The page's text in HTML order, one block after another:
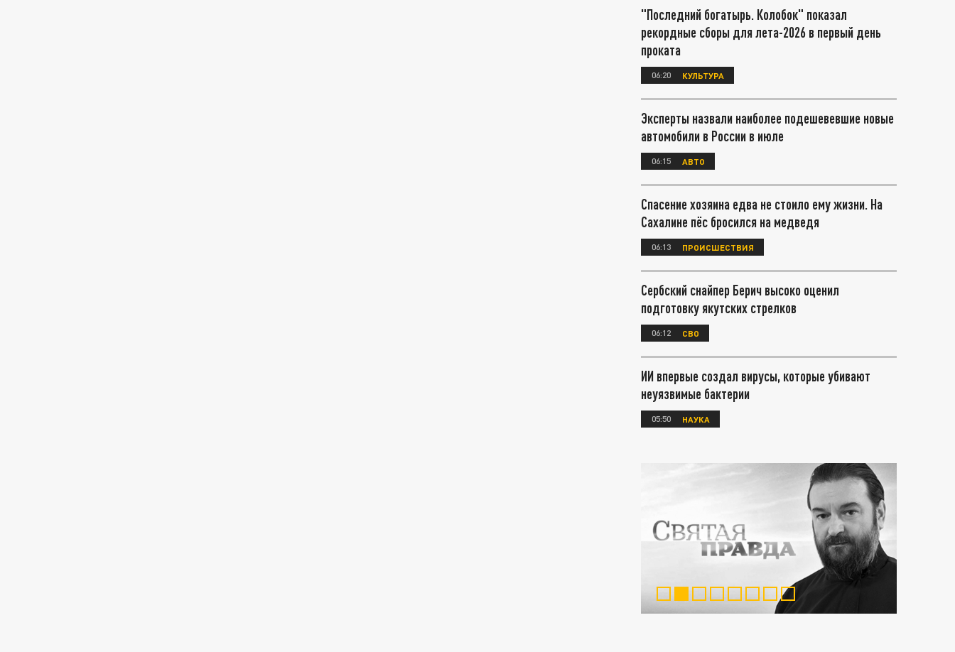
"Последний богатырь. Колобок" показал
рекордные сборы для лета-2026 в первый день
проката
06:20 КУЛЬТУРА
Эксперты назвали наиболее подешевевшие новые
автомобили в России в июле
06:15 АВТО
Спасение хозяина едва не стоило ему жизни. На
Сахалине пёс бросился на медведя
06:13 ПРОИСШЕСТВИЯ
Сербский снайпер Берич высоко оценил
подготовку якутских стрелков
06:12 СВО
ИИ впервые создал вирусы, которые убивают
неуязвимые бактерии
05:50 НАУКА